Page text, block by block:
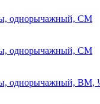
однорычажный, СМ
однорычажный, СМ
однорычажный, ВМ,